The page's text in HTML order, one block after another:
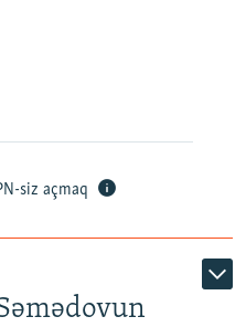
siz açmaq